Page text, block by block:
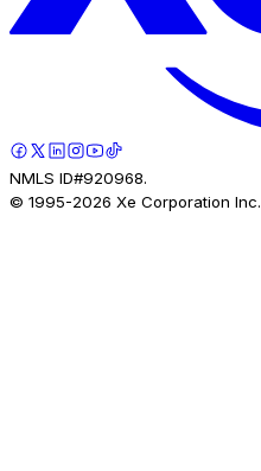
NMLS ID#920968.
© 1995-2026 Xe Corporation Inc.